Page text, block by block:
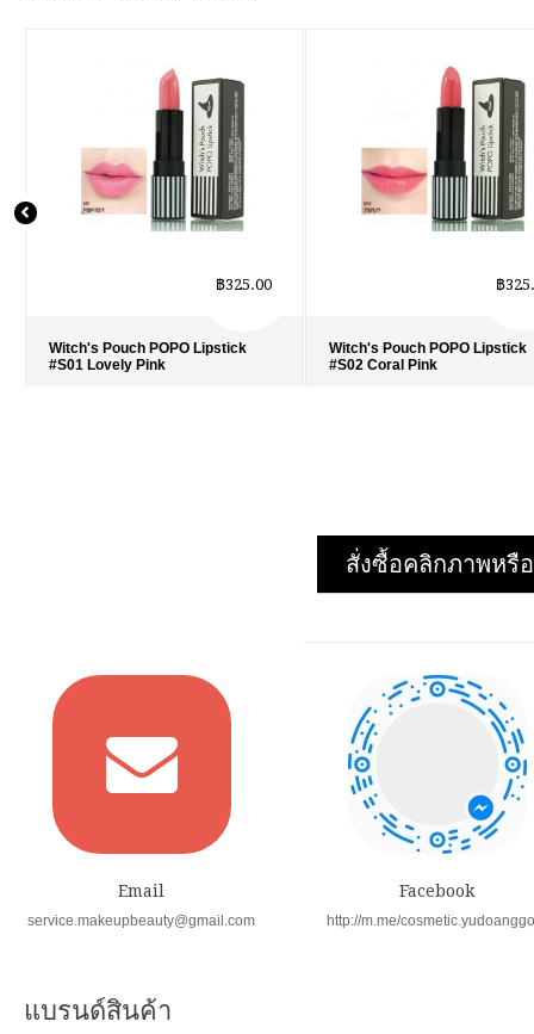
Witch's Pouch POPO Lipstick
#S01 Lovely Pink
฿325.00
Witch's Pouch POPO Lipstick
#S02 Coral Pink
฿
สั่งซื้อคลิกภาพหรื
Email
service.makeupbeauty@gmail.com
Facebook
http://m.me/
แบรนด์สินค้า